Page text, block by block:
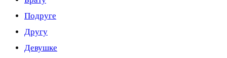
Подруге
Другу
Девушке